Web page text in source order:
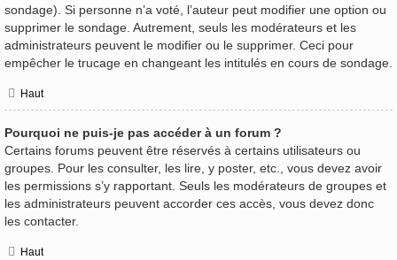
sondage). Si personne n’a voté, l’auteur peut modifier une option ou
supprimer le sondage. Autrement, seuls les modérateurs et les
administrateurs peuvent le modifier ou le supprimer. Ceci pour
empêcher le trucage en changeant les intitulés en cours de sondage.
Haut
Pourquoi ne puis-je pas accéder à un forum ?
Certains forums peuvent être réservés à certains utilisateurs ou
groupes. Pour les consulter, les lire, y poster, etc., vous devez avoir
les permissions s’y rapportant. Seuls les modérateurs de groupes et
les administrateurs peuvent accorder ces accès, vous devez donc
les contacter.
Haut